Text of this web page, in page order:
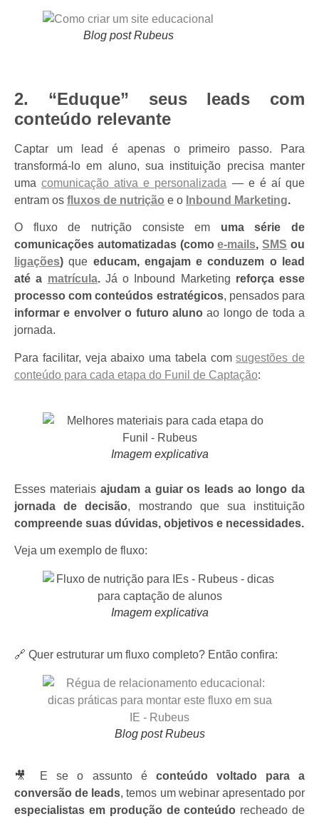
Blog post Rubeus
2. “Eduque” seus leads com
conteúdo relevante
Captar um lead é apenas o primeiro passo. Para
transformá-lo em aluno, sua instituição precisa manter
umacomunicação ativa e personalizada — e é aí que
entram os fluxos de nutrição e o Inbound Marketing.
O fluxo de nutrição consiste em uma série de
comunicações automatizadas (comoe-mails,SMS ou
ligações) que educam, engajam e conduzem o lead
até a matrícula.Já o Inbound Marketing reforça esse
processo com conteúdos estratégicos, pensados para
informar e envolver o futuro aluno ao longo de toda a
jornada.
Para facilitar, veja abaixo uma tabela comsugestões de
conteúdo para cada etapa do Funil de Captação:
Imagem explicativa
Esses materiais ajudam a guiar os leads ao longo da
jornada de decisão, mostrando que sua instituição
compreende suas dúvidas, objetivos e necessidades.
Veja um exemplo de fluxo:
Imagem explicativa
🔗 Quer estruturar um fluxo completo? Então confira:
Blog post Rubeus
🎥 E se o assunto é conteúdo voltado para a
conversão de leads, temos um webinar apresentado por
especialistas em produção de conteúdo recheado de